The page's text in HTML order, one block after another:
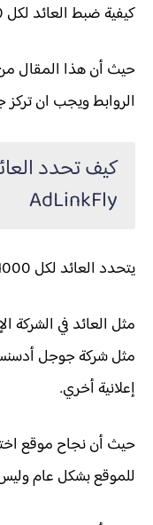
كيفية ضبط العائد لكل 1000 ظهور للكمبيوتر والهاتف والتابلت.
حيث أن هذا المقال
الروابط ويجب ان تركز
كيف تحدد
AdLinkFly
يتحدد العائد لكل 1000 ظهور للعملاء بناءاً علي عدة أمور.
مثل العائد في الشركة
إعلانية أخري.
حيث أن نجاح موقع
للموقع بشكل عام